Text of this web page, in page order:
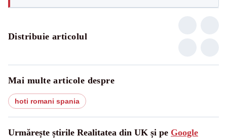
Distribuie articolul
Mai multe articole despre
hoti romani spania
Urmărește știrile Realitatea din UK și pe Google